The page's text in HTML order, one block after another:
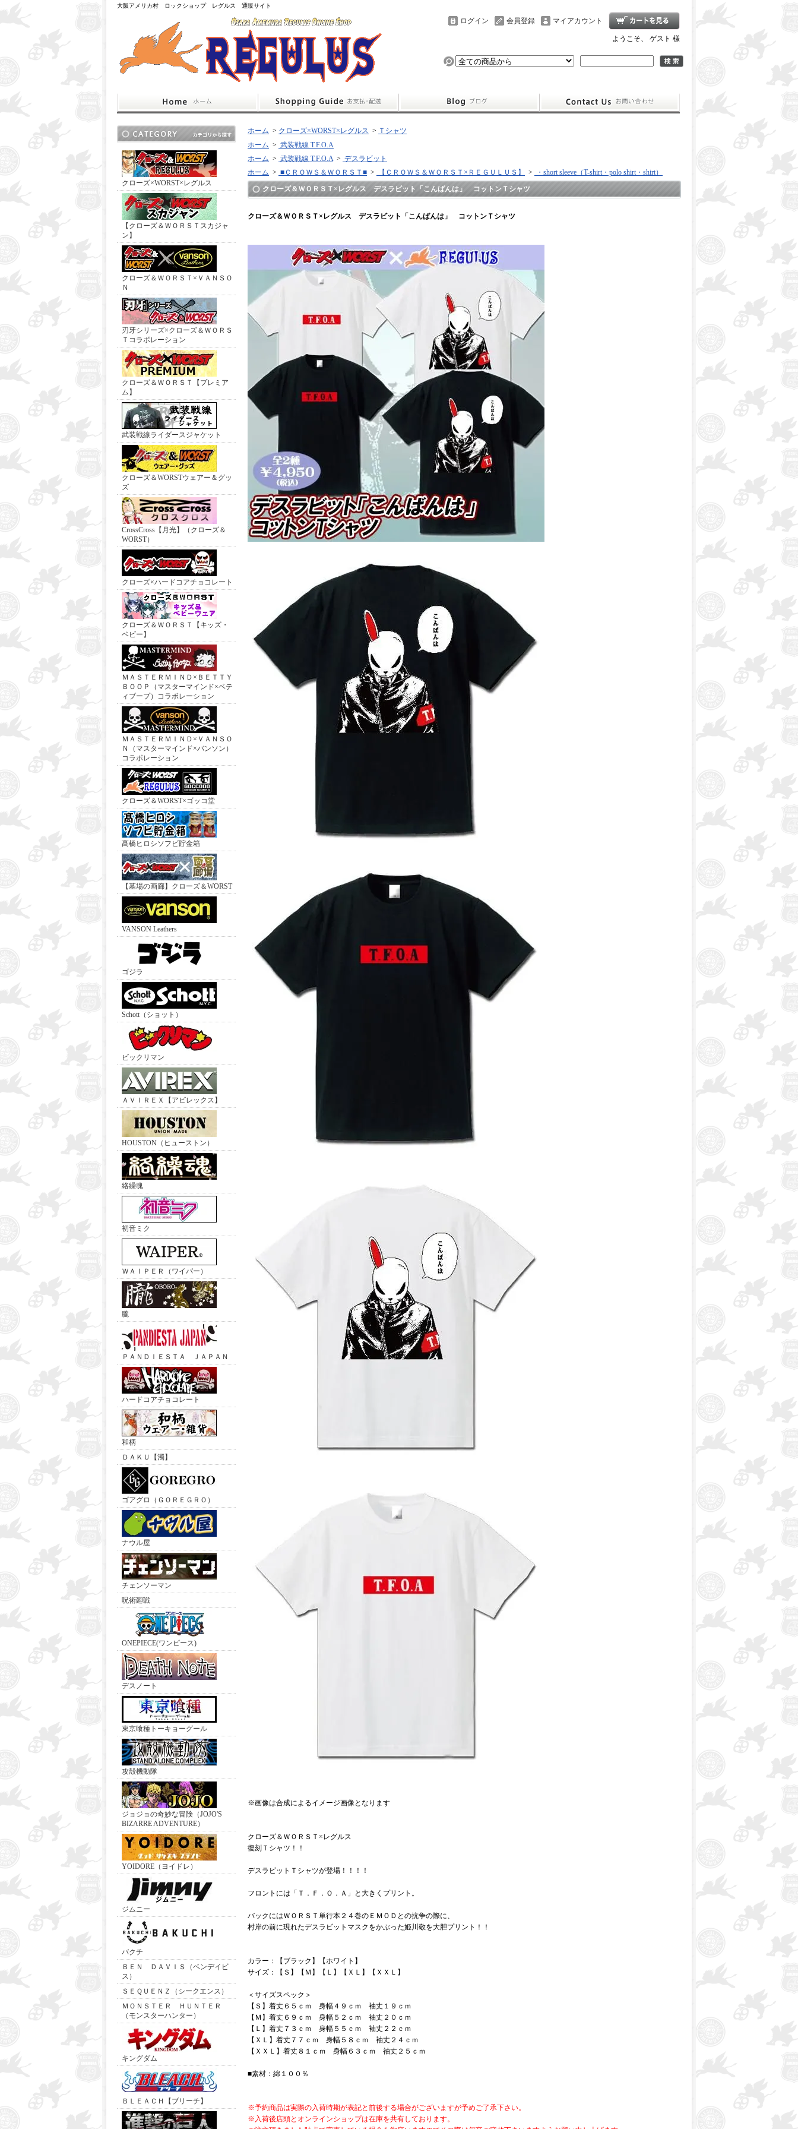
大阪アメリカ村 ロックショップ レグルス 通販サイト
マイアカウント
会員登録
ログイン
ようこそ、 ゲスト 様
クローズ×WORST×レグルス
【クローズ＆ＷＯＲＳＴスカジャ
ン】
クローズ＆ＷＯＲＳＴ×ＶＡＮＳＯ
Ｎ
刃牙シリーズ×クローズ＆ＷＯＲＳ
Ｔコラボレーション
クローズ＆ＷＯＲＳＴ【プレミア
ム】
武装戦線ライダースジャケット
クローズ＆WORSTウェアー＆グッ
ズ
CrossCross【月光】（クローズ＆
WORST）
クローズ×ハードコアチョコレート
クローズ＆ＷＯＲＳＴ【キッズ・
ベビー】
ＭＡＳＴＥＲＭＩＮＤ×ＢＥＴＴＹ
ＢＯＯＰ（マスターマインド×ベテ
ィブープ）コラボレーション
ＭＡＳＴＥＲＭＩＮＤ×ＶＡＮＳＯ
Ｎ（マスターマインド×バンソン）
コラボレーション
クローズ＆WORST×ゴッコ堂
髙橋ヒロシソフビ貯金箱
【墓場の画廊】クローズ＆WORST
VANSON Leathers
ゴジラ
Schott（ショット）
ビックリマン
ＡＶＩＲＥＸ【アビレックス】
HOUSTON（ヒューストン）
絡繰魂
初音ミク
ＷＡＩＰＥＲ（ワイパー）
朧
ＰＡＮＤＩＥＳＴＡ ＪＡＰＡＮ
ハードコアチョコレート
和柄
ＤＡＫＵ【濁】
ゴアグロ（ＧＯＲＥＧＲＯ）
ナウル屋
チェンソーマン
呪術廻戦
ONEPIECE(ワンピース)
デスノート
東京喰種トーキョーグール
攻殻機動隊
ジョジョの奇妙な冒険（JOJO'S
BIZARRE ADVENTURE）
YOIDORE（ヨイドレ）
ジムニー
バクチ
ＢＥＮ ＤＡＶＩＳ（ベンデイビ
ス）
ＳＥＱＵＥＮＺ（シークエンス）
ＭＯＮＳＴＥＲ ＨＵＮＴＥＲ
（モンスターハンター）
キングダム
ＢＬＥＡＣＨ【ブリーチ】
ホーム > クローズ×WORST×レグルス > Ｔシャツ
ホーム > 武装戦線 T.F.O.A
ホーム > 武装戦線 T.F.O.A> デスラビット
ホーム > ■ＣＲＯＷＳ＆ＷＯＲＳＴ■ > 【ＣＲＯＷＳ＆ＷＯＲＳＴ×ＲＥＧＵＬＵＳ】 >
・short sleeve（T-shirt・polo shirt・shirt）
クローズ＆ＷＯＲＳＴ×レグルス デスラビット「こんばんは」 コットンＴシャツ
クローズ＆ＷＯＲＳＴ×レグルス デスラビット「こんばんは」 コットンＴシャツ
※画像は合成によるイメージ画像となります
クローズ＆ＷＯＲＳＴ×レグルス
復刻Ｔシャツ！！
デスラビットＴシャツが登場！！！！
フロントには「Ｔ．Ｆ．Ｏ．Ａ」と大きくプリント。
バックにはＷＯＲＳＴ単行本２４巻のＥＭＯＤとの抗争の際に、
村岸の前に現れたデスラビットマスクをかぶった姫川敬を大胆プリント！！
カラー：【ブラック】【ホワイト】
サイズ：【Ｓ】【Ｍ】【Ｌ】【ＸＬ】【ＸＸＬ】
＜サイズスペック＞
【Ｓ】着丈６５ｃｍ 身幅４９ｃｍ 袖丈１９ｃｍ
【Ｍ】着丈６９ｃｍ 身幅５２ｃｍ 袖丈２０ｃｍ
【Ｌ】着丈７３ｃｍ 身幅５５ｃｍ 袖丈２２ｃｍ
【ＸＬ】着丈７７ｃｍ 身幅５８ｃｍ 袖丈２４ｃｍ
【ＸＸＬ】着丈８１ｃｍ 身幅６３ｃｍ 袖丈２５ｃｍ
■素材：綿１００％
※予約商品は実際の入荷時期が表記と前後する場合がございますが予めご了承下さい。
※入荷後店頭とオンラインショップは在庫を共有しております。